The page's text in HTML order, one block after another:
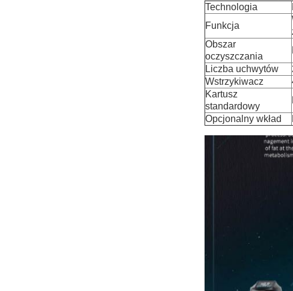
Technologia
Funkcja
Obszar
oczyszczania
Liczba uchwytów
Wstrzykiwacz
Kartusz
standardowy
Opcjonalny wkład